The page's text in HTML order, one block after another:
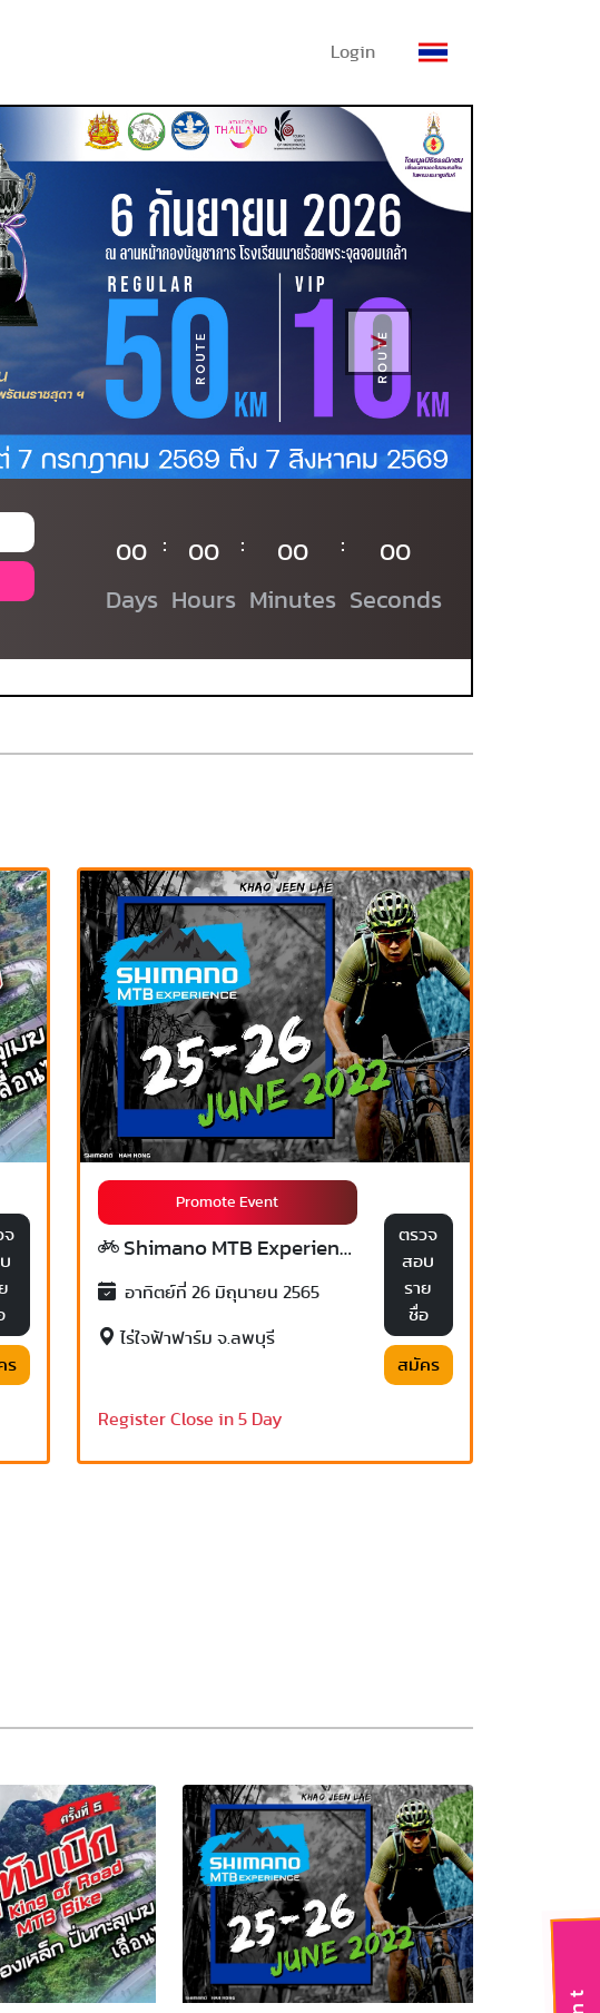
Login
00
Days
:
00
Hours
:
00
Minutes
:
00
Seconds
จ
ร
Promote Event
Shimano MTB Experience 2022
อาทิตย์ที่ 26 มิถุนายน 2565
ไร่ใจฟ้าฟาร์ม จ.ลพบุรี
Register Close in 5 Day
ตรวจ
สอบ
ราย
ชื่อ
สมัคร